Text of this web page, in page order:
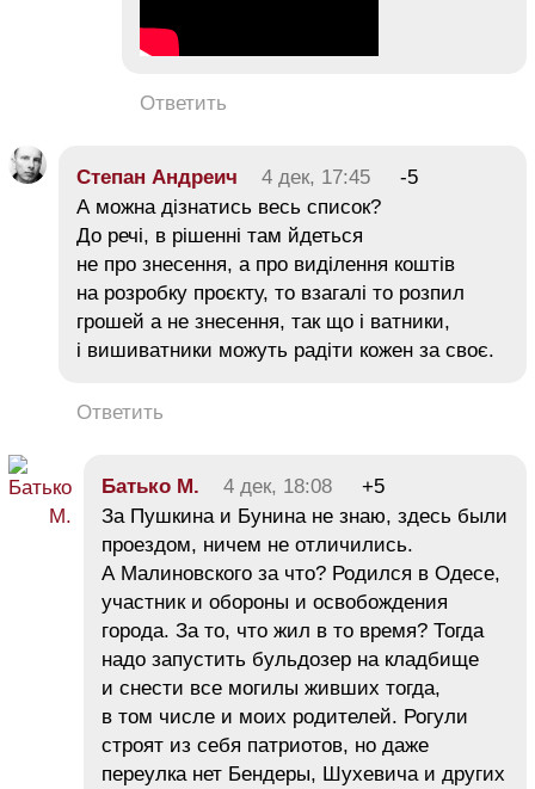
Ответить
Степан Андреич 4 дек, 17:45
-5
А можна дізнатись весь список?
До речі, в рішенні там йдеться
не про знесення, а про виділення коштів
на розробку проєкту, то взагалі то розпил
грошей а не знесення, так що і ватники,
і вишиватники можуть радіти кожен за своє.
Ответить
Батько М. 4 дек, 18:08
+5
За Пушкина и Бунина не знаю, здесь были
проездом, ничем не отличились.
А Малиновского за что? Родился в Одесе,
участник и обороны и освобождения
города. За то, что жил в то время? Тогда
надо запустить бульдозер на кладбище
и снести все могилы живших тогда,
в том числе и моих родителей. Рогули
строят из себя патриотов, но даже
переулка нет Бендеры, Шухевича и других